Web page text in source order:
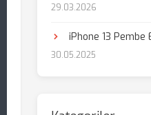
29.03.2026
iPhone 13 Pembe
30.05.2025